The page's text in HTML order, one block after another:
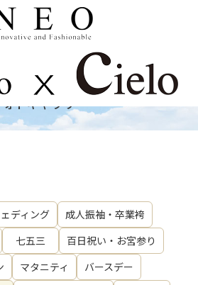
Gallery
ォトギャラリー
ディング
成人振袖・卒業袴
七五三
百日祝い・お宮参り
マタニティ
バースデー